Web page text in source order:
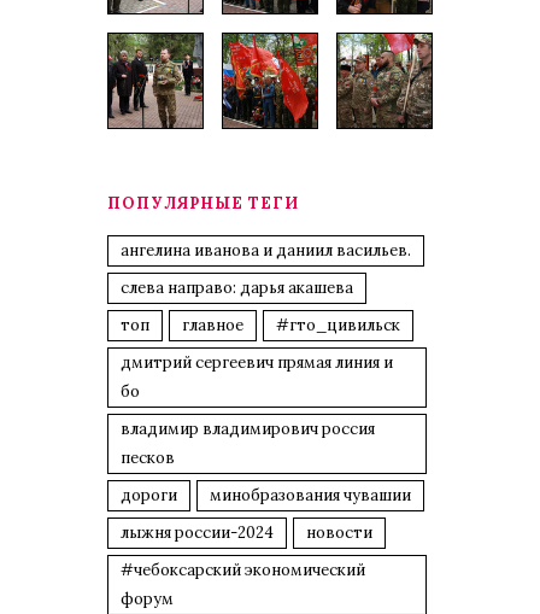
ПОПУЛЯРНЫЕ ТЕГИ
ангелина иванова и даниил васильев.
слева направо: дарья акашева
топ
главное
#гто_цивильск
дмитрий сергеевич прямая линия и
бо
владимир владимирович россия
песков
дороги
минобразования чувашии
лыжня россии-2024
новости
#чебоксарский экономический
форум